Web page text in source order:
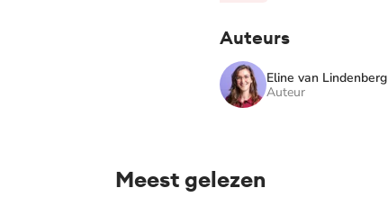
Auteurs
Eline van Lindenberg
Auteur
Meest gelezen